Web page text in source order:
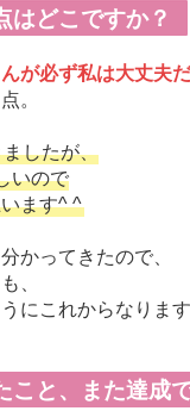
はどこですか？
が必ず私は大丈夫
。
したが、
いので
ます^ ^
かってきたので、
、
にこれからなります
こと、また達成